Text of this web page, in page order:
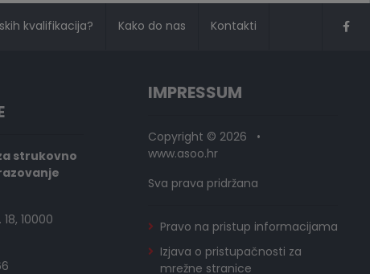
kvalifikacija? Kako do nas Kontakti
strukovno
10000
IMPRESSUM
Copyright © 2026 •
www.asoo.hr
Sva prava pridržana
Pravo na pristup informacijama
Izjava o pristupačnosti za
mrežne stranice